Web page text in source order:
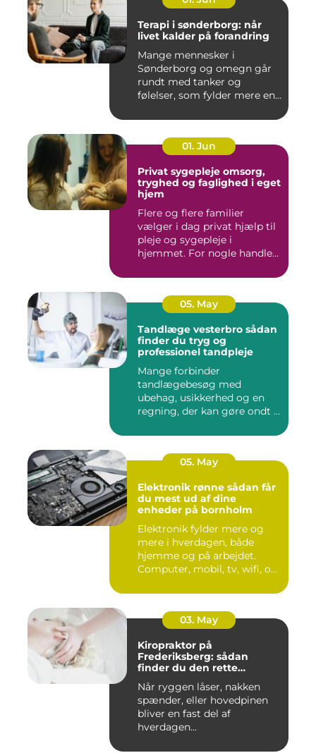
Terapi i sønderborg: når
livet kalder på forandring
Mange mennesker i
Sønderborg og omegn går
rundt med tanker og
følelser, som fylder mere end
01. Jun
Privat sygepleje omsorg,
tryghed og faglighed i eget
hjem
Flere og flere familier
vælger i dag privat hjælp til
pleje og sygepleje i
hjemmet. For nogle handle...
05. May
Tandlæge vesterbro sådan
finder du tryg og
professionel tandpleje
Mange forbinder
tandlægebesøg med
ubehag, usikkerhed og en
regning, der kan gøre ondt i
05. May
Elektronik rønne sådan får
du mest ud af dine
enheder på bornholm
Elektronik fylder mere og
mere i hverdagen, både
hjemme og på arbejdet.
Computer, mobil, tv, wifi, o...
03. May
Kiropraktor på
Frederiksberg: sådan
finder du den rette
Når ryggen låser, nakken
spænder, eller hovedpinen
bliver en fast del af
hverdagen...